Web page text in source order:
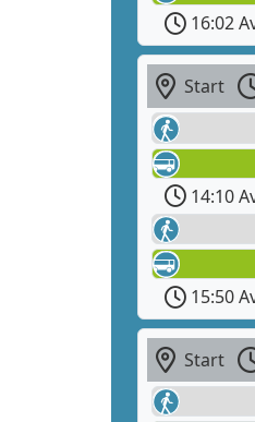
16:02
Start
14:10
15:50
Start